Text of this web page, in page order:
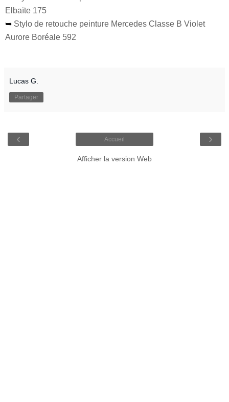
Elbaïte 175
➥ Stylo de retouche peinture Mercedes Classe B Violet
Aurore Boréale 592
Lucas G.
Partager
‹ ›
Accueil
Afficher la version Web